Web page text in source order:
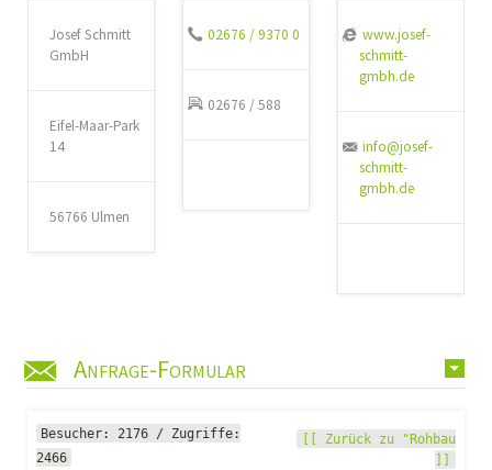
Josef Schmitt
GmbH
Eifel-Maar-Park
14
56766 Ulmen
02676 / 9370 0
02676 / 588
www.josef-
schmitt-
gmbh.de
info@josef-
schmitt-
gmbh.de
Anfrage-Formular
Besucher: 2176 / Zugriffe:
2466
[[ Zurück zu "Rohbau
]]